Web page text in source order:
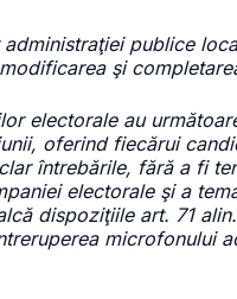
publice
şi
electorale au
oferind fiecărui
întrebările, fără a fi
electorale şi a
dispoziţiile art. 71
microfonului